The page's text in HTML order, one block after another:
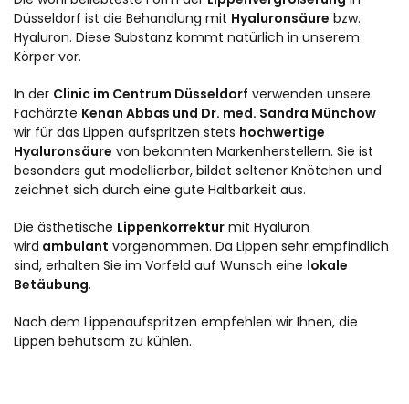
Düsseldorf ist die Behandlung mit Hyaluronsäure bzw.
Hyaluron. Diese Substanz kommt natürlich in unserem
Körper vor.
In der Clinic im Centrum Düsseldorf verwenden unsere
Fachärzte Kenan Abbas und Dr. med. Sandra Münchow
wir für das Lippen aufspritzen stets hochwertige
Hyaluronsäure von bekannten Markenherstellern. Sie ist
besonders gut modellierbar, bildet seltener Knötchen und
zeichnet sich durch eine gute Haltbarkeit aus.
Die ästhetische Lippenkorrektur mit Hyaluron
wird ambulant vorgenommen. Da Lippen sehr empfindlich
sind, erhalten Sie im Vorfeld auf Wunsch eine lokale
Betäubung.
Nach dem Lippenaufspritzen empfehlen wir Ihnen, die
Lippen behutsam zu kühlen.